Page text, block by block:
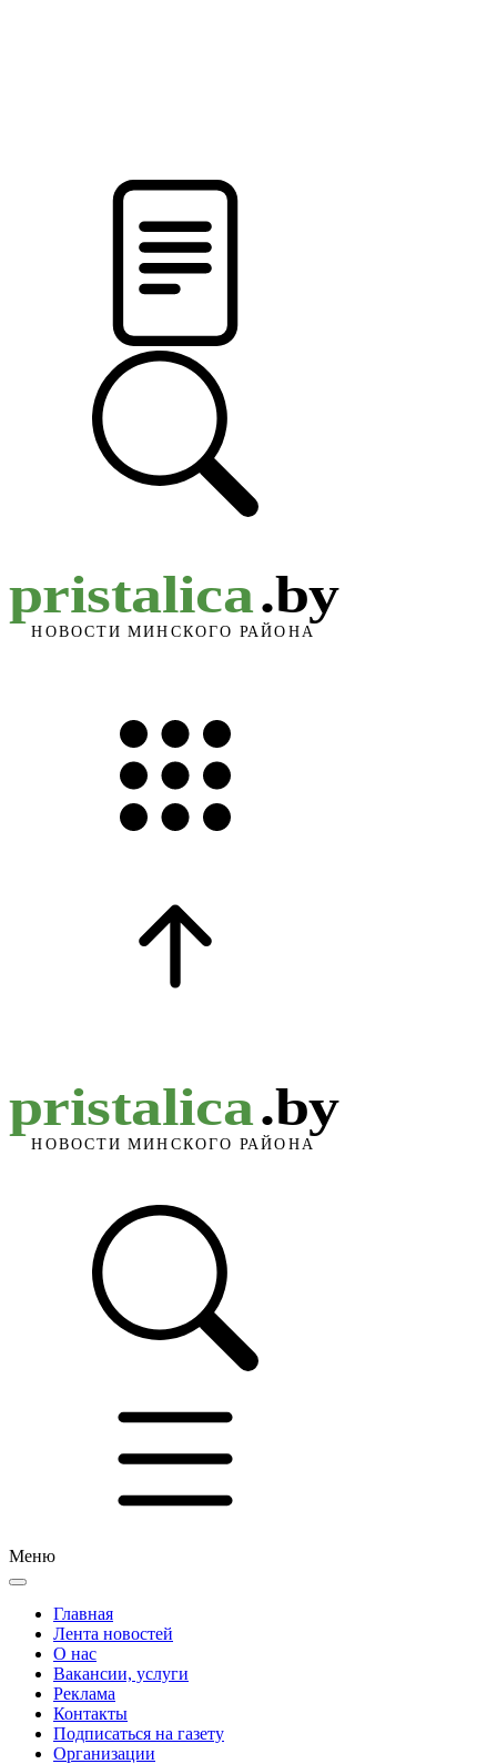
Меню
Главная
Лента новостей
О нас
Вакансии, услуги
Реклама
Контакты
Подписаться на газету
Организации